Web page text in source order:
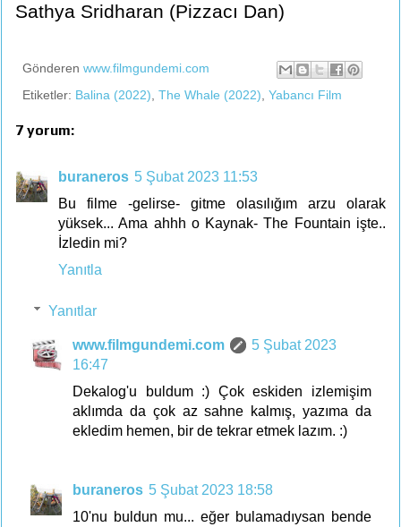
Sathya Sridharan (Pizzacı Dan)
Gönderen www.filmgundemi.com
Etiketler: Balina (2022) The Whale (2022) Yabancı Film
7 yorum:
buraneros 5 Şubat 2023 11:53
Bu filme -gelirse- gitme olasılığım arzu olarak
yüksek... Ama ahhh o Kaynak- The Fountain işte..
İzledin mi?
Yanıtla
Yanıtlar
www.filmgundemi.com
5 Şubat 2023
16:47
Dekalog'u buldum :) Çok eskiden izlemişim
aklımda da çok az sahne kalmış, yazıma da
ekledim hemen, bir de tekrar etmek lazım. :)
buraneros 5 Şubat 2023 18:58
10'nu buldun mu... eğer bulamadıysan bende